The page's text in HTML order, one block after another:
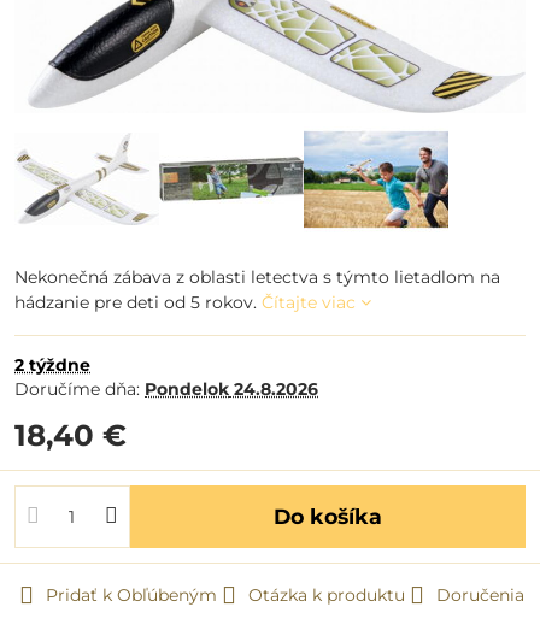
Nekonečná zábava z oblasti letectva s týmto lietadlom na
hádzanie pre deti od 5 rokov. Čítajte viac
2 týždne
Doručíme dňa: Pondelok 24.8.2026
18,40 €
Do košíka
Pridať k Obľúbeným Otázka k produktu
Doručenia